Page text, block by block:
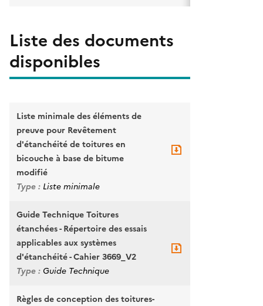
Liste des documents
disponibles
Liste minimale des éléments de
preuve pour Revêtement
d'étanchéité de toitures en
bicouche à base de bitume
modifié
Type : Liste minimale
Guide Technique Toitures
étanchées - Répertoire des essais
applicables aux systèmes
d'étanchéité - Cahier 3669_V2
Type :Guide Technique
Règles de conception des toitures-